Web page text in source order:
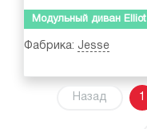
Модульный диван Elliot
Фабрика: Jesse
Назад 1